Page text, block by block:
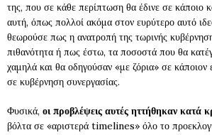
της, που σε κάθε περίπτωση θα έδινε σε κάποιο
αυτή, όπως πολλοί ακόμα στον ευρύτερο αυτό
θεωρούσε πως η ανατροπή της τωρινής
πιθανότητα ή πως έστω, τα ποσοστά που θα
χαμηλά και θα οδηγούσαν «με ζόρια» σε
σε κυβέρνηση συνεργασίας.
Φυσικά, οι προβλέψεις αυτές ηττήθηκαν κατά
βόλτα σε «αριστερά timelines» όλο το